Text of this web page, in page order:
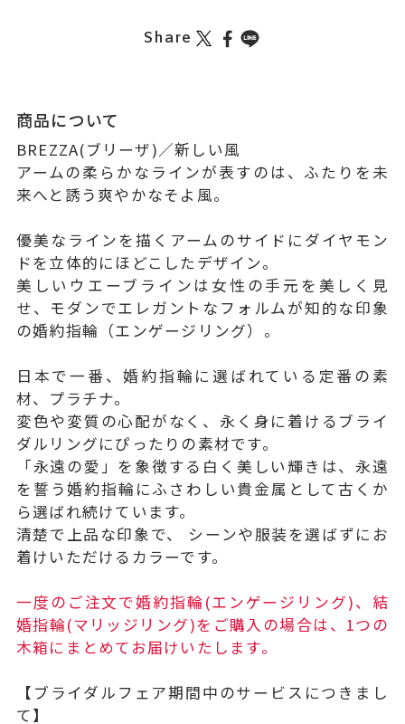
Share
商品について
BREZZA(ブリーザ)／新しい風
アームの柔らかなラインが表すのは、ふたりを未
来へと誘う爽やかなそよ風。
優美なラインを描くアームのサイドにダイヤモン
ドを立体的にほどこしたデザイン。
美しいウエーブラインは女性の手元を美しく見
せ、モダンでエレガントなフォルムが知的な印象
の婚約指輪（エンゲージリング）。
日本で一番、婚約指輪に選ばれている定番の素
材、プラチナ。
変色や変質の心配がなく、永く身に着けるブライ
ダルリングにぴったりの素材です。
「永遠の愛」を象徴する白く美しい輝きは、永遠
を誓う婚約指輪にふさわしい貴金属として古くか
ら選ばれ続けています。
清楚で上品な印象で、 シーンや服装を選ばずにお
着けいただけるカラーです。
一度のご注文で婚約指輪(エンゲージリング)、結
婚指輪(マリッジリング)をご購入の場合は、1つの
木箱にまとめてお届けいたします。
【ブライダルフェア期間中のサービスにつきまし
て】